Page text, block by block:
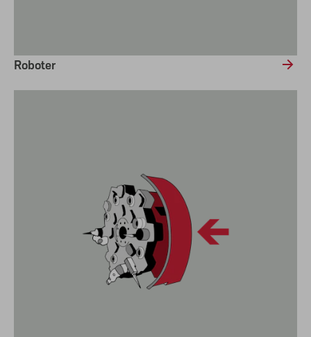
Roboter